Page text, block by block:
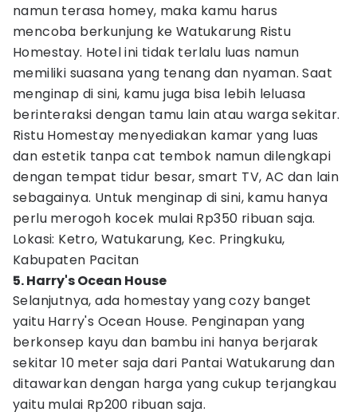
namun terasa homey, maka kamu harus
mencoba berkunjung ke Watukarung Ristu
Homestay. Hotel ini tidak terlalu luas namun
memiliki suasana yang tenang dan nyaman. Saat
menginap di sini, kamu juga bisa lebih leluasa
berinteraksi dengan tamu lain atau warga sekitar.
Ristu Homestay menyediakan kamar yang luas
dan estetik tanpa cat tembok namun dilengkapi
dengan tempat tidur besar, smart TV, AC dan lain
sebagainya. Untuk menginap di sini, kamu hanya
perlu merogoh kocek mulai Rp350 ribuan saja.
Lokasi: Ketro, Watukarung, Kec. Pringkuku,
Kabupaten Pacitan
5. Harry's Ocean House
Selanjutnya, ada homestay yang cozy banget
yaitu Harry's Ocean House. Penginapan yang
berkonsep kayu dan bambu ini hanya berjarak
sekitar 10 meter saja dari Pantai Watukarung dan
ditawarkan dengan harga yang cukup terjangkau
yaitu mulai Rp200 ribuan saja.